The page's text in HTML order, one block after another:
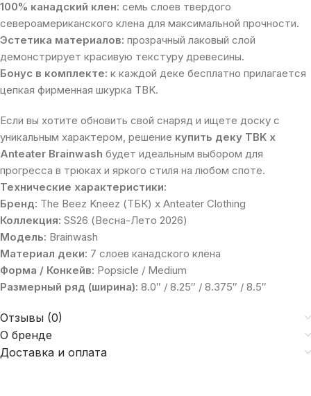
100% канадский клен: семь слоев твердого
североамериканского клена для максимальной прочности.
Эстетика материалов: прозрачный лаковый слой
демонстрирует красивую текстуру древесины.
Бонус в комплекте: к каждой деке бесплатно прилагается
цепкая фирменная шкурка TBK.
Если вы хотите обновить свой снаряд и ищете доску с
уникальным характером, решение купить деку TBK x
Anteater Brainwash будет идеальным выбором для
прогресса в трюках и яркого стиля на любом споте.
Технические характеристики:
Бренд: The Beez Kneez (ТБК) x Anteater Clothing
Коллекция: SS26 (Весна-Лето 2026)
Модель: Brainwash
Материал деки: 7 слоев канадского клёна
Форма / Конкейв: Popsicle / Medium
Размерный ряд (ширина): 8.0″ / 8.25″ / 8.375″ / 8.5″
Отзывы (0)
О бренде
Доставка и оплата